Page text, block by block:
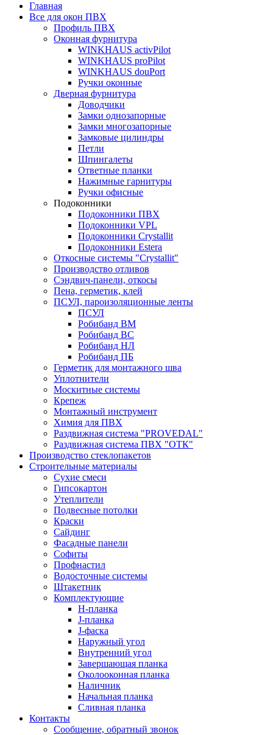
Главная
Все для окон ПВХ
Профиль ПВХ
Оконная фурнитура
WINKHAUS activPilot
WINKHAUS proPilot
WINKHAUS douPort
Ручки оконные
Дверная фурнитура
Доводчики
Замки однозапорные
Замки многозапорные
Замковые цилиндры
Петли
Шпингалеты
Ответные планки
Нажимные гарнитуры
Ручки офисные
Подоконники
Подоконники ПВХ
Подоконники VPL
Подоконники Crystallit
Подоконники Estera
Откосные системы "Crystallit"
Производство отливов
Сэндвич-панели, откосы
Пена, герметик, клей
ПСУЛ, пароизоляционные ленты
ПСУЛ
Робибанд ВМ
Робибанд ВС
Робибанд НЛ
Робибанд ПБ
Герметик для монтажного шва
Уплотнители
Москитные системы
Крепеж
Монтажный инструмент
Химия для ПВХ
Раздвижная система "PROVEDAL"
Раздвижная система ПВХ "ОТК"
Производство стеклопакетов
Строительные материалы
Сухие смеси
Гипсокартон
Утеплители
Подвесные потолки
Краски
Сайдинг
Фасадные панели
Софиты
Профнастил
Водосточные системы
Штакетник
Комплектующие
H-планка
J-планка
J-фаска
Наружный угол
Внутренний угол
Завершающая планка
Околооконная планка
Наличник
Начальная планка
Сливная планка
Контакты
Сообщение, обратный звонок